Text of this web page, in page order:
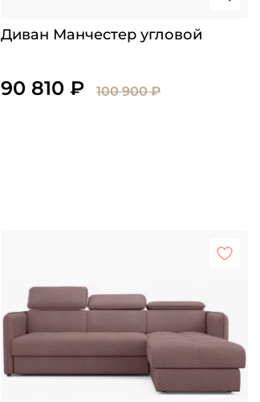
Диван Манчестер угловой
90 810 ₽ 100 900 ₽